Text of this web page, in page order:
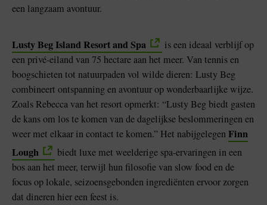
een langzaam avontuur.
Lusty Beg Island Resort and Spa
is een ideaal verblijf op
een privé-eiland van 75 hectare aan het meer. Van tennis en
boogschieten tot natuurpaden vol wilde dieren: Lusty Beg
combineert ontspanning en avontuur op wonderbaarlijke wijze.
Zoals Rebecca van het resort opmerkt: “Lusty Beg biedt gasten
de kans om los te komen van de dagelijkse beslommeringen en
weer met elkaar in contact te komen.” Het nabijgelegenFinn
Lough
biedt luxe met weelderige spa-ervaringen in een
bos aan het meer, terwijl hun filosofie van slow food en de
focus op lokale, seizoensgebonden ingrediënten ervoor zorgen
dat dineren hier een feest is.